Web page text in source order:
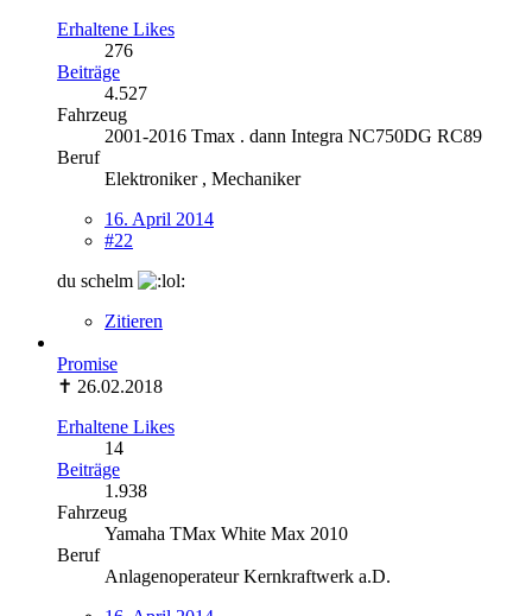
Erhaltene Likes
276
Beiträge
4.527
Fahrzeug
2001-2016 Tmax . dann Integra NC750DG RC89
Beruf
Elektroniker , Mechaniker
16. April 2014
#22
du schelm
Zitieren
Promise
✝ 26.02.2018
Erhaltene Likes
14
Beiträge
1.938
Fahrzeug
Yamaha TMax White Max 2010
Beruf
Anlagenoperateur Kernkraftwerk a.D.